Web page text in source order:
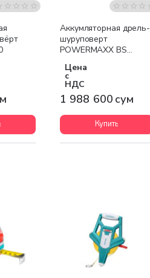
Аккумляторная дрель-
шуруповерт
POWERMAXX BS
Цена
с
НДС
1 988 600 сум
Купить